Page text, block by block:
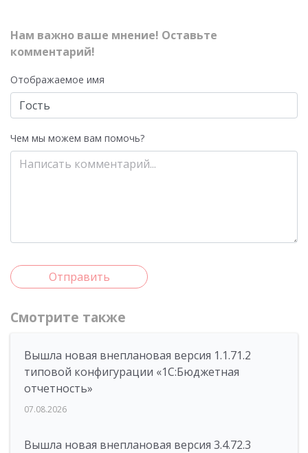
Нам важно ваше мнение! Оставьте
комментарий!
Отображаемое имя
Чем мы можем вам помочь?
Отправить
Смотрите также
Вышла новая внеплановая версия 1.1.71.2
типовой конфигурации «1C:Бюджетная
отчетность»
07.08.2026
Вышла новая внеплановая версия 3.4.72.3